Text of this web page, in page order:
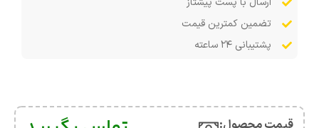
تضمین کمترین قیمت
پشتیبانی ۲۴ ساعته